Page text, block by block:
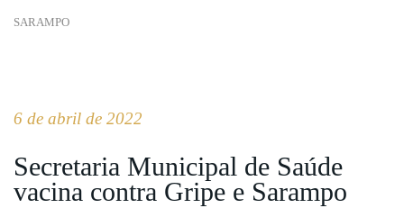
SARAMPO
6 de abril de 2022
Secretaria Municipal de Saúde
vacina contra Gripe e Sarampo